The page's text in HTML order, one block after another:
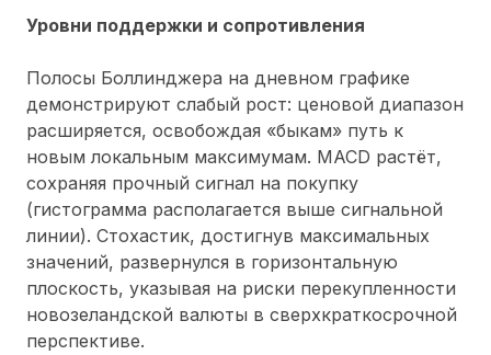
Уровни поддержки и сопротивления
Полосы Боллинджера на дневном графике
демонстрируют слабый рост: ценовой диапазон
расширяется, освобождая «быкам» путь к
новым локальным максимумам. MACD растёт,
сохраняя прочный сигнал на покупку
(гистограмма располагается выше сигнальной
линии). Стохастик, достигнув максимальных
значений, развернулся в горизонтальную
плоскость, указывая на риски перекупленности
новозеландской валюты в сверхкраткосрочной
перспективе.